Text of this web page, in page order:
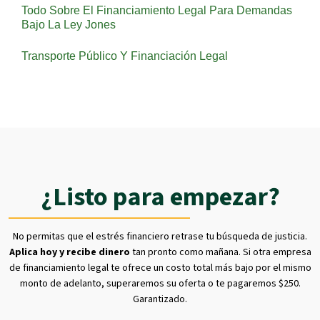
Todo Sobre El Financiamiento Legal Para Demandas
Bajo La Ley Jones
Transporte Público Y Financiación Legal
¿Listo para empezar?
No permitas que el estrés financiero retrase tu búsqueda de justicia.
Aplica hoy y recibe dinero tan pronto como mañana. Si otra empresa
de financiamiento legal te ofrece un costo total más bajo por el mismo
monto de adelanto, superaremos su oferta o te pagaremos $250.
Garantizado.